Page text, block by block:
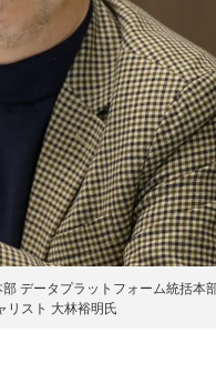
データプラットフォーム統括本
リスト 大林裕明氏